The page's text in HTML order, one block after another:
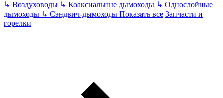
↳ Воздуховоды ↳ Коаксиальные дымоходы ↳ Однослойные
дымоходы ↳ Сэндвич-дымоходы Показать все Запчасти и
горелки